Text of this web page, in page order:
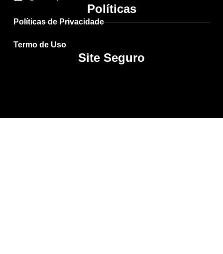
Políticas
Políticas de Privacidade
Termo de Uso
Site Seguro